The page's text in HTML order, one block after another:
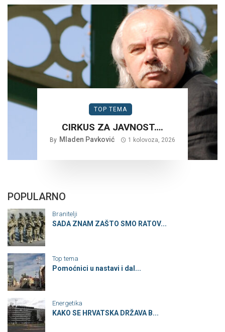
TOP TEMA
CIRKUS ZA JAVNOST….
By Mladen Pavković 1 kolovoza, 2026
POPULARNO
Branitelji
SADA ZNAM ZAŠTO SMO RATOV...
Top tema
Pomoćnici u nastavi i dal...
Energetika
KAKO SE HRVATSKA DRŽAVA B...